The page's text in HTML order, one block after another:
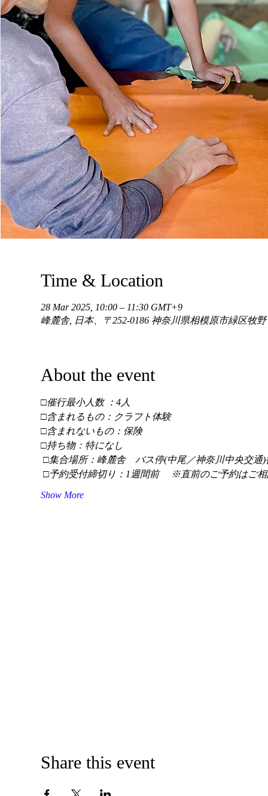
Time & Location
28 Mar 2025, 10:00 – 11:30 GMT+9
峰麓舎, 日本、〒252-0186 神奈川県相模原市緑区牧
About the event
□催行最小人数 ：4人
□含まれるもの：クラフト体験
□含まれないもの：保険
□持ち物：特になし
□集合場所：峰麓舎　バス停(中尾／神奈川中央交通)
□予約受付締切り：1週間前 　※直前のご予約はご
Show More
Share this event